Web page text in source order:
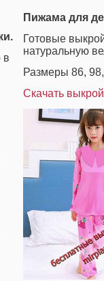
в
Пижама для
Готовые
натуральную
Размеры 86,
Скачать